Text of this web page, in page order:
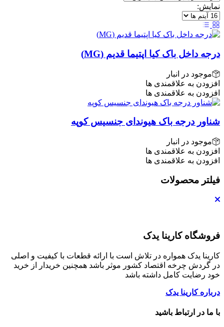
نمایش:
درجه داخل باک کیا اپتیما قدیم (MG)
موجود در انبار
افزودن به علاقمندی ها
افزودن به علاقمندی ها
شناور درجه باک هیوندای جنسیس کوپه
موجود در انبار
افزودن به علاقمندی ها
افزودن به علاقمندی ها
فیلتر محصولات
فروشگاه کارینا یدک
کارینا یدک همواره در تلاش است با ارائه قطعات با کیفیت و اصلی
در گردش چرخه اقتصاد کشور موثر باشد همچنین خریدار از خرید
خود رضایت کامل داشته باشد
درباره کارینا یدک
با ما در ارتباط باشید